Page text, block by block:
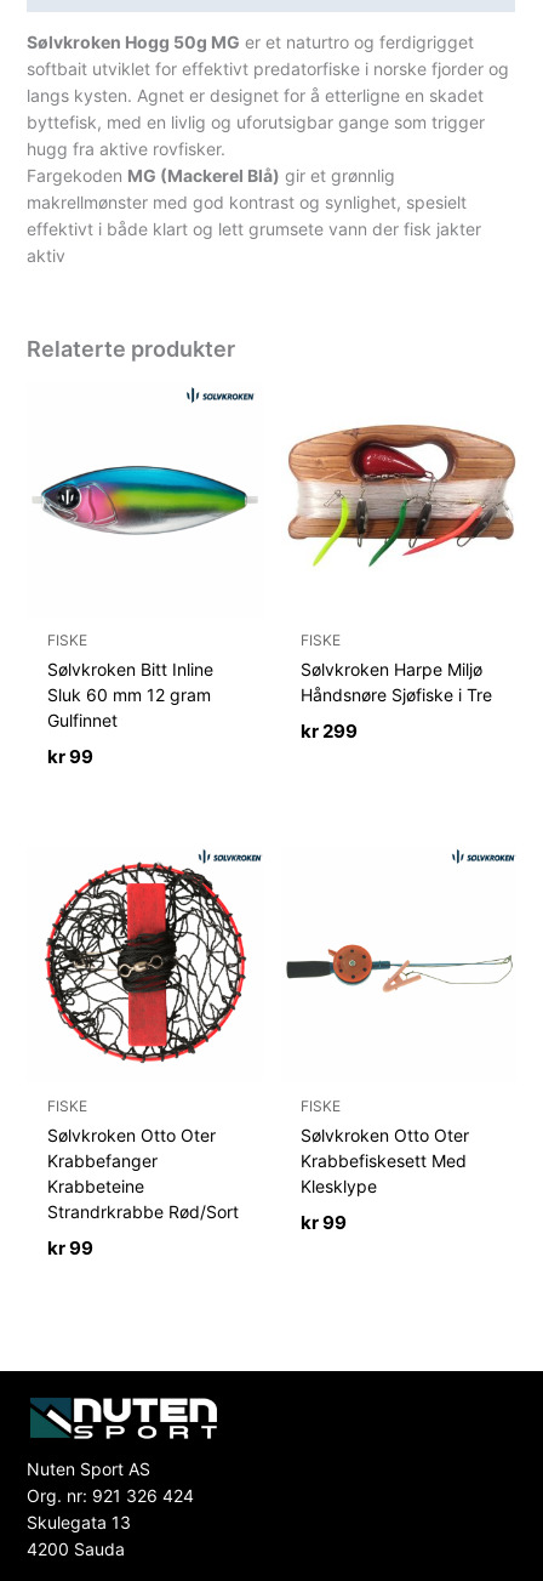
Sølvkroken Hogg 50g MG er et naturtro og ferdigrigget
softbait utviklet for effektivt predatorfiske i norske fjorder og
langs kysten. Agnet er designet for å etterligne en skadet
byttefisk, med en livlig og uforutsigbar gange som trigger
hugg fra aktive rovfisker.
Fargekoden MG (Mackerel Blå) gir et grønnlig
makrellmønster med god kontrast og synlighet, spesielt
effektivt i både klart og lett grumsete vann der fisk jakter
aktiv
Relaterte produkter
FISKE
Sølvkroken Bitt Inline
Sluk 60 mm 12 gram
Gulfinnet
kr99
FISKE
Sølvkroken Harpe Miljø
Håndsnøre Sjøfiske i Tre
kr299
FISKE
Sølvkroken Otto Oter
Krabbefanger
Krabbeteine
Strandrkrabbe Rød/Sort
kr99
FISKE
Sølvkroken Otto Oter
Krabbefiskesett Med
Klesklype
kr99
Nuten Sport AS
Org. nr: 921 326 424
Skulegata 13
4200 Sauda